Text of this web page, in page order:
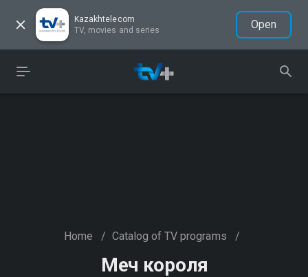
Kazakhtelecom
TV, movies and series
Open
Home / Catalog of TV programs /
Меч короля